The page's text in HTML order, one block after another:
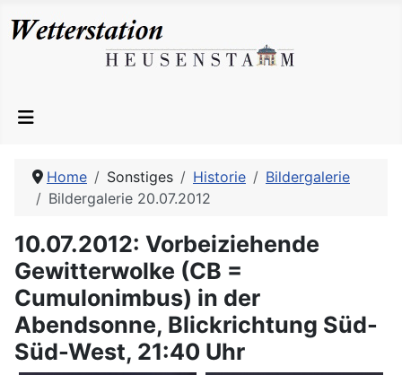
Home Sonstiges Historie
Bildergalerie
Bildergalerie 20.07.2012
10.07.2012: Vorbeiziehende
Gewitterwolke (CB =
Cumulonimbus) in der
Abendsonne, Blickrichtung Süd-
Süd-West, 21:40 Uhr